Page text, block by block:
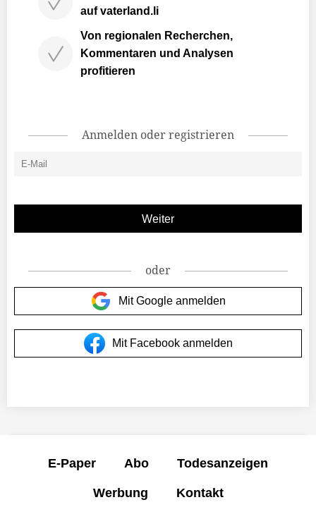
auf vaterland.li
Von regionalen Recherchen,
Kommentaren und Analysen
profitieren
Anmelden oder registrieren
oder
Mit Google anmelden
Mit Facebook anmelden
E-Paper Abo Todesanzeigen
Werbung Kontakt